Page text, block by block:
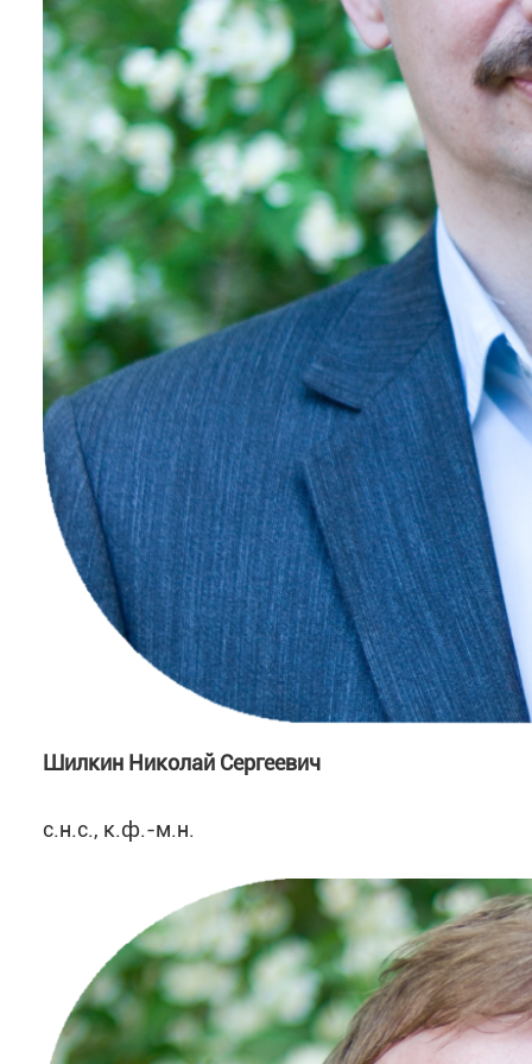
Шилкин Николай Сергеевич
с.н.с., к.ф.-м.н.